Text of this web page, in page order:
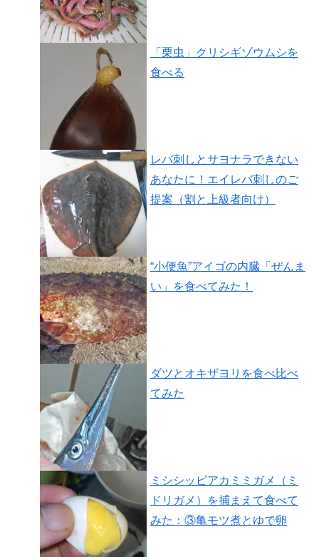
「栗虫」クリシギゾウムシを
食べる
レバ刺しとサヨナラできない
あなたに！エイレバ刺しのご
提案（割と上級者向け）
“小便魚”アイゴの内臓「ぜんま
い」を食べてみた！
ダツとオキザヨリを食べ比べ
てみた
ミシシッピアカミミガメ（ミ
ドリガメ）を捕まえて食べて
みた：③亀モツ煮とゆで卵